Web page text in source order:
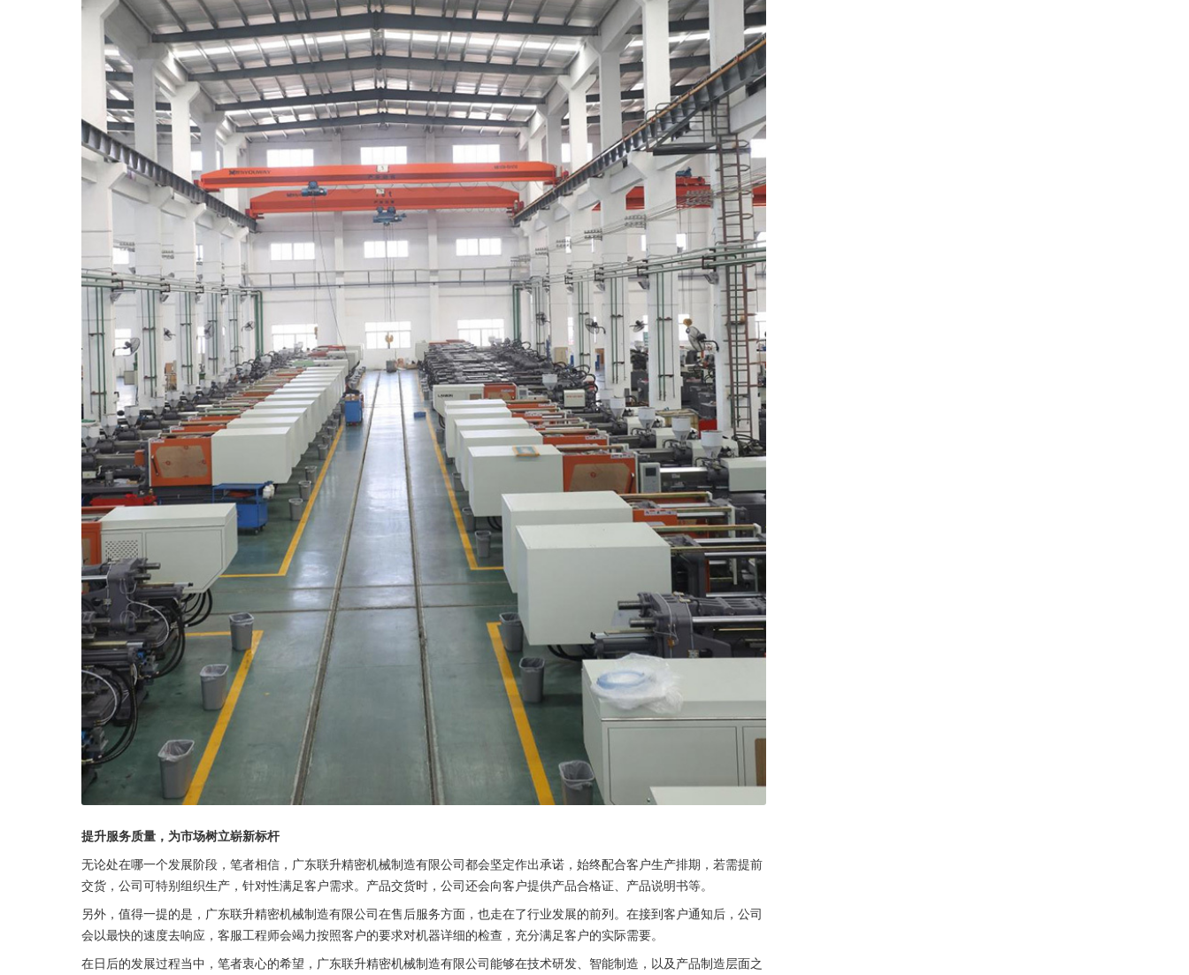
提升服务质量，为市场树立崭新标杆
无论处在哪一个发展阶段，笔者相信，广东联升精密机械制造有限公司都会坚定作出承诺，始终配合客户生产排期，若需提前
交货，公司可特别组织生产，针对性满足客户需求。产品交货时，公司还会向客户提供产品合格证、产品说明书等。
另外，值得一提的是，广东联升精密机械制造有限公司在售后服务方面，也走在了行业发展的前列。在接到客户通知后，公司
会以最快的速度去响应，客服工程师会竭力按照客户的要求对机器详细的检查，充分满足客户的实际需要。
在日后的发展过程当中，笔者衷心的希望，广东联升精密机械制造有限公司能够在技术研发、智能制造，以及产品制造层面之